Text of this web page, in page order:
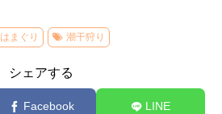
はまぐり 潮干狩り
シェアする
Facebook LINE